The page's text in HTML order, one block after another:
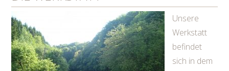
Unsere
Werkstatt
befindet
sich in dem